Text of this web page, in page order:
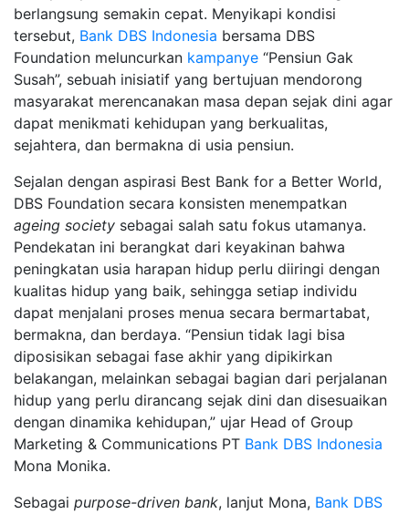
berlangsung semakin cepat. Menyikapi kondisi
tersebut, Bank DBS Indonesia bersama DBS
Foundation meluncurkan kampanye “Pensiun Gak
Susah”, sebuah inisiatif yang bertujuan mendorong
masyarakat merencanakan masa depan sejak dini agar
dapat menikmati kehidupan yang berkualitas,
sejahtera, dan bermakna di usia pensiun.
Sejalan dengan aspirasi Best Bank for a Better World,
DBS Foundation secara konsisten menempatkan
ageing society sebagai salah satu fokus utamanya.
Pendekatan ini berangkat dari keyakinan bahwa
peningkatan usia harapan hidup perlu diiringi dengan
kualitas hidup yang baik, sehingga setiap individu
dapat menjalani proses menua secara bermartabat,
bermakna, dan berdaya. “Pensiun tidak lagi bisa
diposisikan sebagai fase akhir yang dipikirkan
belakangan, melainkan sebagai bagian dari perjalanan
hidup yang perlu dirancang sejak dini dan disesuaikan
dengan dinamika kehidupan,” ujar Head of Group
Marketing & Communications PT Bank DBS Indonesia
Mona Monika.
Sebagai purpose-driven bank, lanjut Mona, Bank DBS